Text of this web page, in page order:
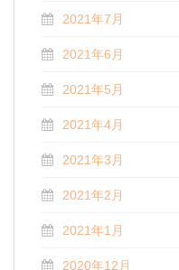
2021年7月
2021年6月
2021年5月
2021年4月
2021年3月
2021年2月
2021年1月
2020年12月